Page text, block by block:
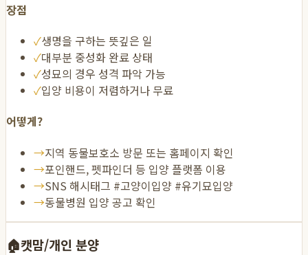
장점
✓생명을 구하는 뜻깊은 일
✓대부분 중성화 완료 상태
✓성묘의 경우 성격 파악 가능
✓입양 비용이 저렴하거나 무료
어떻게?
→지역 동물보호소 방문 또는 홈페이지 확인
→포인핸드, 펫파인더 등 입양 플랫폼 이용
→SNS 해시태그 #고양이입양 #유기묘입양
→동물병원 입양 공고 확인
🏠캣맘/개인 분양